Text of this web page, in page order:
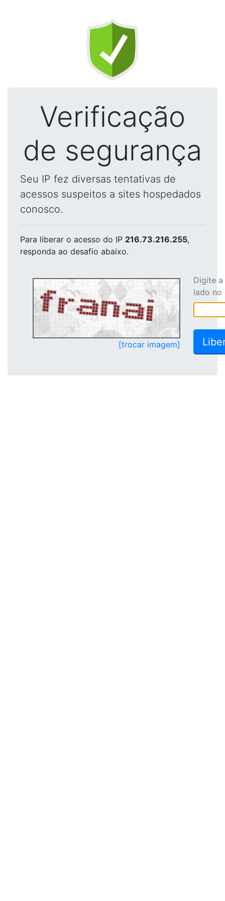
Verificação
de segurança
Seu IP fez diversas tentativas de
acessos suspeitos a sites hospedados
conosco.
Para liberar o acesso do IP 216.73.216.255,
responda ao desafio abaixo.
[trocar imagem]
Digite
lado no